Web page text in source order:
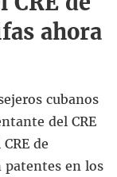
ahora
cubanos
del CRE
de
patentes en los